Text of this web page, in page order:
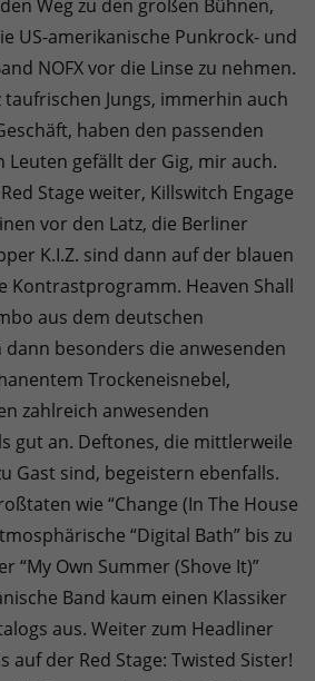
Weg zu den großen Bühnen,
US-amerikanische Punkrock- und
NOFX vor die Linse zu nehmen.
Jungs, immerhin auch
haben den passenden
Leuten gefällt der Gig, mir auch.
Stage weiter, Killswitch Engage
vor den Latz, die Berliner
K.I.Z. sind dann auf der blauen
Kontrastprogramm. Heaven Shall
aus dem deutschen
besonders die anwesenden
Trockeneisnebel,
zahlreich anwesenden
gut an. Deftones, die mittlerweile
Gast sind, begeistern ebenfalls.
wie “Change (In The House
“Digital Bath” bis zu
“My Own Summer (Shove It)”
Band kaum einen Klassiker
aus. Weiter zum Headliner
auf der Red Stage: Twisted Sister!